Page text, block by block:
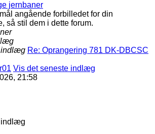
jernbaner
angående forbilledet for din
så stil dem i dette forum.
indlæg Re: Oprangering 781 DK-DBCSC
Vis det seneste indlæg
21:58
indlæg